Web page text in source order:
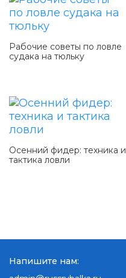
Рабочие советы по ловле
судака на тюльку
Осенний фидер: техника и
тактика ловли
Напишите нам: